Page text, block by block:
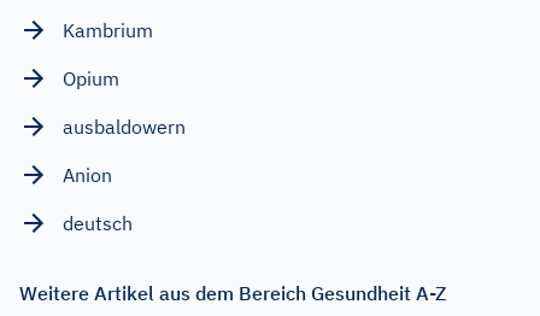
Kambrium
Opium
ausbaldowern
Anion
deutsch
Weitere Artikel aus dem Bereich Gesundheit A-Z